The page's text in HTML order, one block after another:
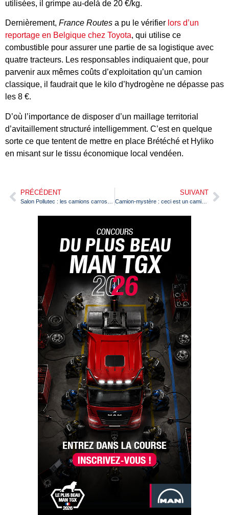
utilisées, il grimpe au-delà de 20 €/kg.
Dernièrement, France Routes a pu le vérifier lors d’un
reportage en Belgique chez Toyota, qui utilise ce
combustible pour assurer une partie de sa logistique avec
quatre tracteurs. Les responsables indiquaient que, pour
parvenir aux mêmes coûts d’exploitation qu’un camion
classique, il faudrait que le kilo d’hydrogène ne dépasse pas
les 8 €.
D’où l’importance de disposer d’un maillage territorial
d’avitaillement structuré intelligemment. C’est en quelque
sorte ce que tentent de mettre en place Brétéché et Hyliko
en misant sur le tissu économique local vendéen.
PRÉCÉDENT SUIVANT
Camion-mystère : ceci est un camion !